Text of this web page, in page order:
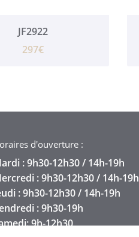
JF2922
297€
d'ouverture :
: 9h30-12h30 / 14h-19h
: 9h30-12h30 / 14h-19h
: 9h30-12h30 / 14h-19h
: 9h30-19h
9h-12h30